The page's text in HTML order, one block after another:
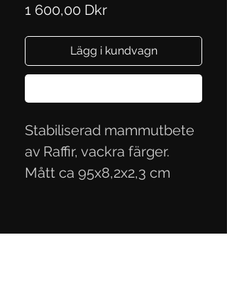
1 600,00 DkrPris
Lägg i kundvagn
Stabiliserad mammutbete
av Raffir, vackra färger.
Mått ca 95x8,2x2,3 cm